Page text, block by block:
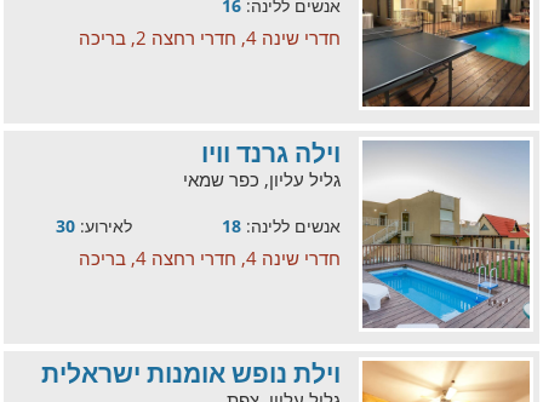
אנשים ללינה: 16
חדרי שינה 4, חדרי רחצה 2, בריכה
וילה גרנד וויו
גליל עליון, כפר שמאי
אנשים ללינה: 18 לאירוע: 30
חדרי שינה 4, חדרי רחצה 4, בריכה
וילת נופש אומנות ישראלית